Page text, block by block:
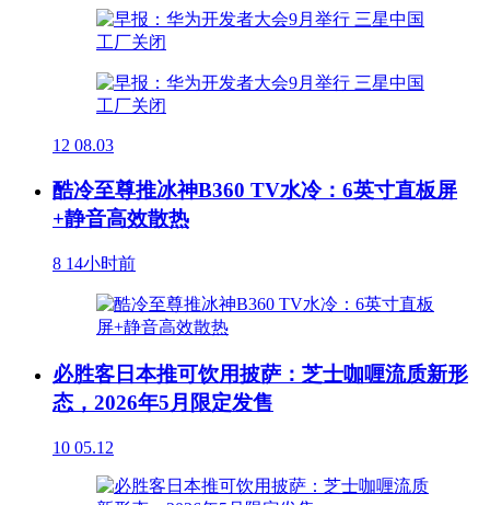
12 08.03
酷冷至尊推冰神B360 TV水冷：6英寸直板屏
+静音高效散热
8 14小时前
必胜客日本推可饮用披萨：芝士咖喱流质新形
态，2026年5月限定发售
10 05.12